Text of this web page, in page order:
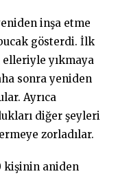
inşa etme
gösterdi. İlk
yıkmaya
sonra yeniden
Ayrıca
diğer şeyleri
zorladılar.
kişinin aniden